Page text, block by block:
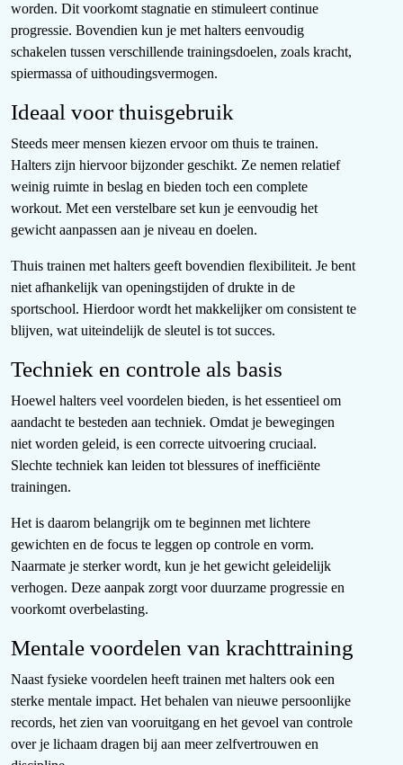
worden. Dit voorkomt stagnatie en stimuleert continue
progressie. Bovendien kun je met halters eenvoudig
schakelen tussen verschillende trainingsdoelen, zoals kracht,
spiermassa of uithoudingsvermogen.
Ideaal voor thuisgebruik
Steeds meer mensen kiezen ervoor om thuis te trainen.
Halters zijn hiervoor bijzonder geschikt. Ze nemen relatief
weinig ruimte in beslag en bieden toch een complete
workout. Met een verstelbare set kun je eenvoudig het
gewicht aanpassen aan je niveau en doelen.
Thuis trainen met halters geeft bovendien flexibiliteit. Je bent
niet afhankelijk van openingstijden of drukte in de
sportschool. Hierdoor wordt het makkelijker om consistent te
blijven, wat uiteindelijk de sleutel is tot succes.
Techniek en controle als basis
Hoewel halters veel voordelen bieden, is het essentieel om
aandacht te besteden aan techniek. Omdat je bewegingen
niet worden geleid, is een correcte uitvoering cruciaal.
Slechte techniek kan leiden tot blessures of inefficiënte
trainingen.
Het is daarom belangrijk om te beginnen met lichtere
gewichten en de focus te leggen op controle en vorm.
Naarmate je sterker wordt, kun je het gewicht geleidelijk
verhogen. Deze aanpak zorgt voor duurzame progressie en
voorkomt overbelasting.
Mentale voordelen van krachttraining
Naast fysieke voordelen heeft trainen met halters ook een
sterke mentale impact. Het behalen van nieuwe persoonlijke
records, het zien van vooruitgang en het gevoel van controle
over je lichaam dragen bij aan meer zelfvertrouwen en